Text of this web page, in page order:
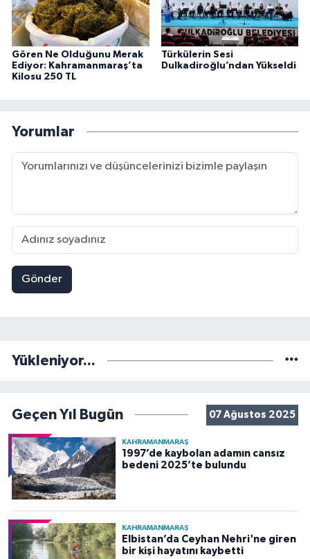
Gören Ne Olduğunu Merak
Ediyor: Kahramanmaraş’ta
Kilosu 250 TL
Türkülerin Sesi
Dulkadiroğlu’ndan Yükseldi
Yorumlar
Gönder
Yükleniyor...
Geçen Yıl Bugün 07 Ağustos 2025
KAHRAMANMARAŞ
1997’de kaybolan adamın cansız
bedeni 2025’te bulundu
KAHRAMANMARAŞ
Elbistan’da Ceyhan Nehri'ne giren
bir kişi hayatını kaybetti